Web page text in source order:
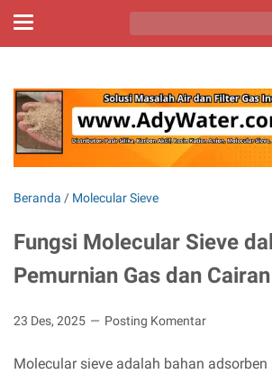
Beranda / Molecular Sieve
Fungsi Molecular Sieve
Pemurnian Gas dan Cairan
23 Des, 2025 Posting Komentar
Molecular sieve adalah bahan